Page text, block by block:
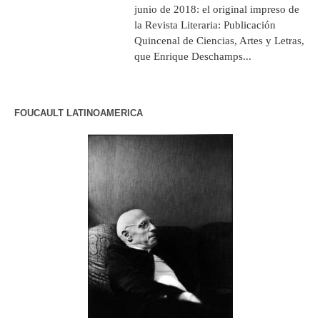
junio de 2018: el original impreso de
la Revista Literaria: Publicación
Quincenal de Ciencias, Artes y Letras,
que Enrique Deschamps...
FOUCAULT LATINOAMERICA